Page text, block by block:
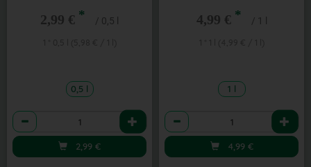
2,99 € * / 0,5 l
0,5 l
Anzahl
2,99 €
4,99 € * / 1 l
1 l
Anzahl
4,99 €